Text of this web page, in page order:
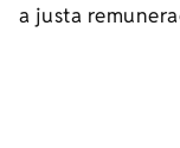
a justa